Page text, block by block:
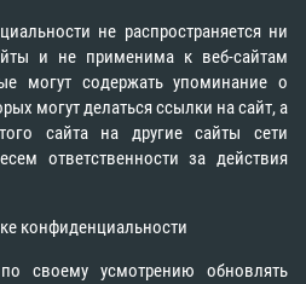
не распространяется ни
и не применима к веб-сайтам
могут содержать упоминание о
могут делаться ссылки на сайт, а
сайта на другие сайты сети
ответственности за действия
конфиденциальности
своему усмотрению обновлять